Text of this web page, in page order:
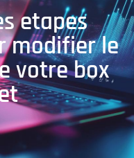
etapes
modifier le
votre box